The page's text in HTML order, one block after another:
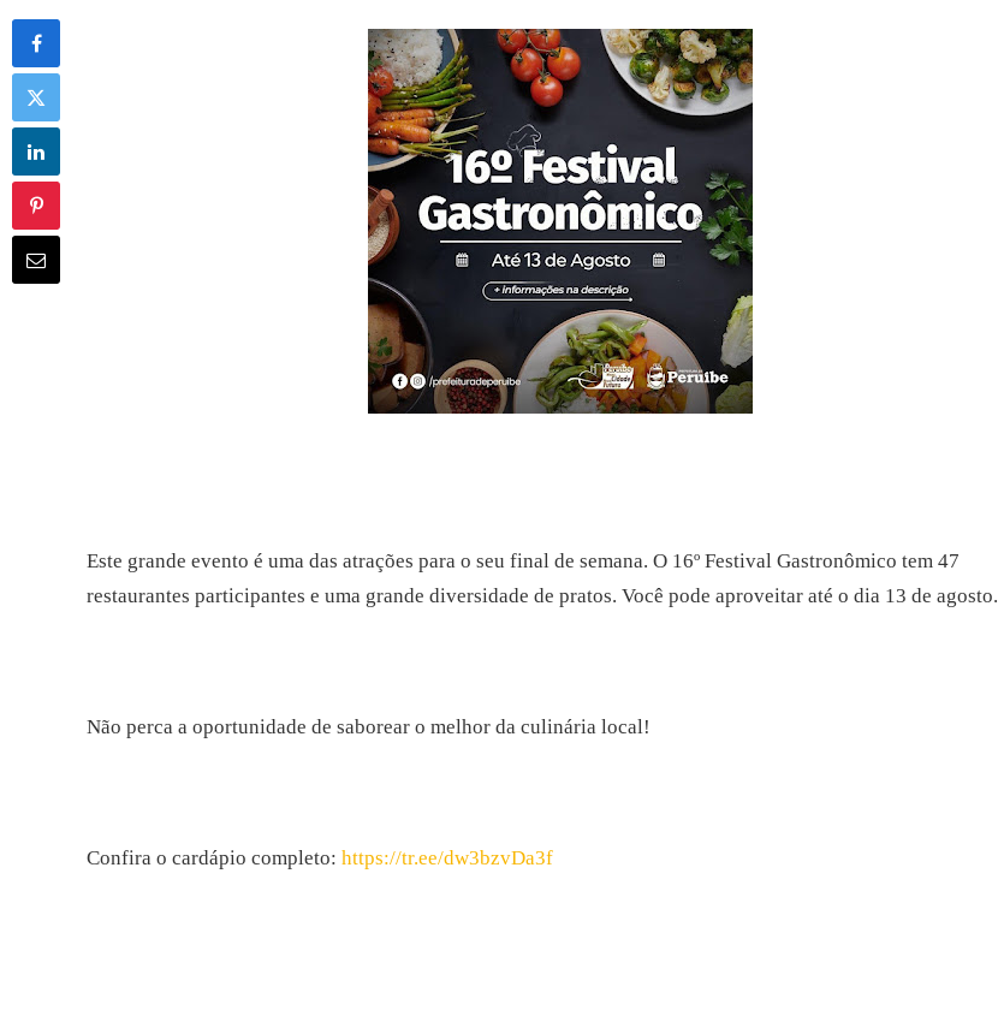
Este grande evento é uma das atrações para o seu final de semana. O 16º Festival Gastronômico tem 47
restaurantes participantes e uma grande diversidade de pratos. Você pode aproveitar até o dia 13 de agosto.
Não perca a oportunidade de saborear o melhor da culinária local!
Confira o cardápio completo: https://tr.ee/dw3bzvDa3f